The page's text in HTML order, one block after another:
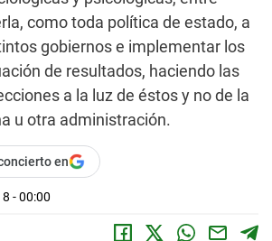
como toda política de estado, a
gobiernos e implementar los
de resultados, haciendo las
a la luz de éstos y no de la
u otra administración.
en
- 00:00